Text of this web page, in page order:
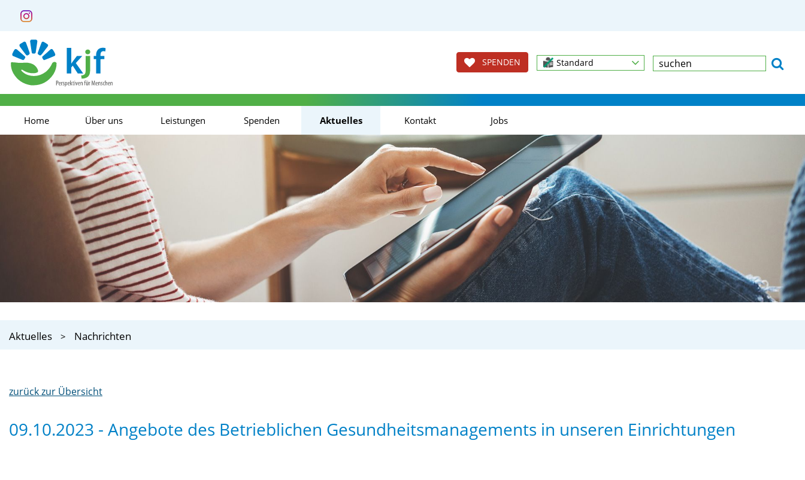
SPENDEN Standard
Home Über uns Leistungen Spenden Aktuelles Kontakt Jobs
Aktuelles Nachrichten
zurück zur Übersicht
09.10.2023 - Angebote des Betrieblichen Gesundheitsmanagements in unseren Einrichtungen